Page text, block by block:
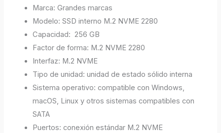
Marca: Grandes marcas
Modelo: SSD interno M.2 NVME 2280
Capacidad: 256 GB
Factor de forma: M.2 NVME 2280
Interfaz: M.2 NVME
Tipo de unidad: unidad de estado sólido interna
Sistema operativo: compatible con Windows,
macOS, Linux y otros sistemas compatibles con
SATA
Puertos: conexión estándar M.2 NVME